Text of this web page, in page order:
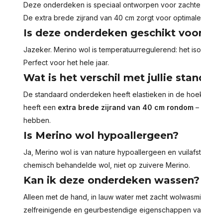
Deze onderdeken is speciaal ontworpen voor
De extra brede zijrand van 40 cm zorgt voor
Is deze onderdeken geschikt
Jazeker. Merino wol is temperatuurregulerend: het
Perfect voor het hele jaar.
Wat is het verschil met jullie
De standaard onderdeken heeft elastieken in de
heeft een extra brede zijrand van 40 cm rondom –
hebben.
Is Merino wol hypoallergeen?
Ja, Merino wol is van nature hypoallergeen en
chemisch behandelde wol, niet op zuivere Merino.
Kan ik deze onderdeken wassen?
Alleen met de hand, in lauw water met zacht
zelfreinigende en geurbestendige eigenschappen